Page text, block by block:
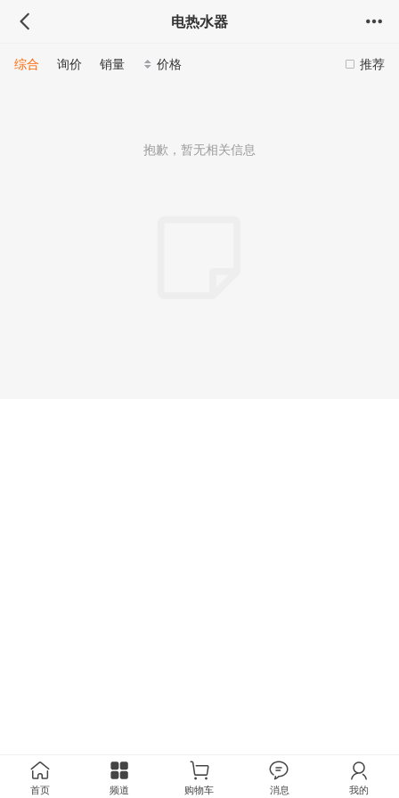
电热水器
推荐
综合 询价 销量 价格
抱歉，暂无相关信息
首页 频道 购物车 消息 我的